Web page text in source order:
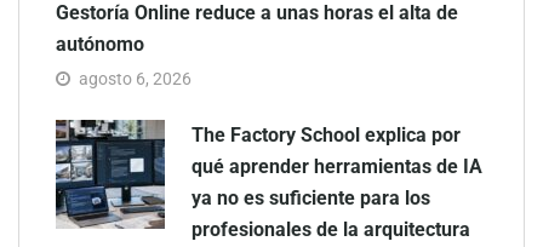
Gestoría Online reduce a unas horas el alta de
autónomo
agosto 6, 2026
The Factory School explica por
qué aprender herramientas de IA
ya no es suficiente para los
profesionales de la arquitectura